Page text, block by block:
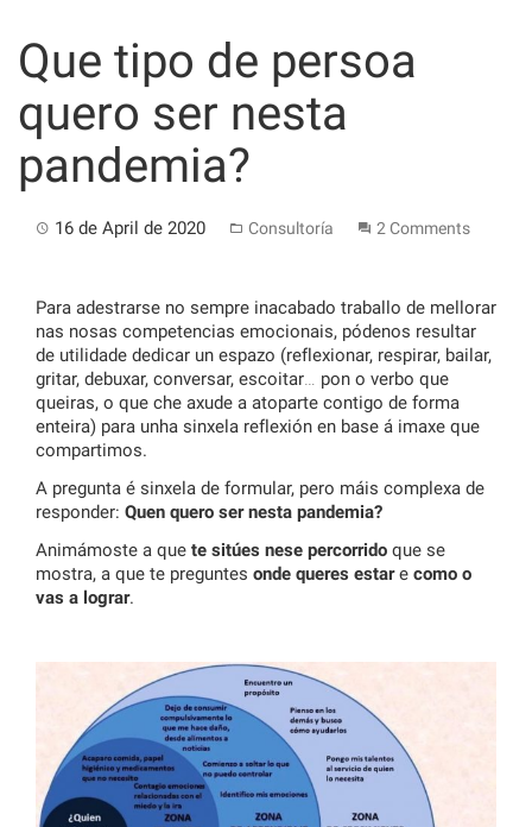
content
Que tipo de persoa
quero ser nesta
pandemia?
16 de April de 2020 Consultoría 2 Comments
Para adestrarse no sempre inacabado traballo de mellorar
nas nosas competencias emocionais, pódenos resultar
de utilidade dedicar un espazo (reflexionar, respirar, bailar,
gritar, debuxar, conversar, escoitar… pon o verbo que
queiras, o que che axude a atoparte contigo de forma
enteira) para unha sinxela reflexión en base á imaxe que
compartimos.
A pregunta é sinxela de formular, pero máis complexa de
responder: Quen quero ser nesta pandemia?
Animámoste a que te sitúes nese percorrido que se
mostra, a que te preguntes onde queres estare como o
vas a lograr.